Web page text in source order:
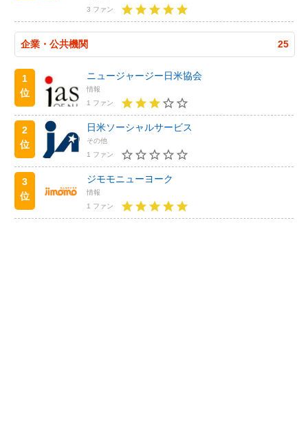
3 ファン
企業・公共機関 25
1
位
ニュージャージー日米協会
情報
1 ファン
2
位
日米ソーシャルサービス
その他
1 ファン
3
位
ジモモニューヨーク
情報
1 ファン